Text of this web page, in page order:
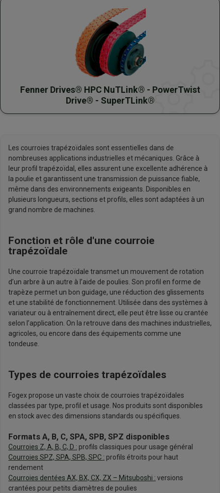
Fenner Drives® HPC NuTLink® - PowerTwist
Drive® - SuperTLink®
Les courroies trapézoïdales sont essentielles dans de
nombreuses applications industrielles et mécaniques. Grâce à
leur profil trapézoïdal, elles assurent une excellente adhérence à
la poulie et garantissent une transmission de puissance fiable,
même dans des environnements exigeants. Disponibles en
plusieurs longueurs, sections et profils, elles sont adaptées à un
grand nombre de machines.
Fonction et rôle d'une courroie
trapézoïdale
Une courroie trapézoïdale transmet un mouvement de rotation
d’un arbre à un autre à l’aide de poulies. Son profil en forme de
trapèze permet un bon guidage, une réduction des glissements
et une stabilité de fonctionnement. Utilisée dans des systèmes à
variateur ou à entraînement direct, elle peut être lisse ou crantée
selon l’application. On la retrouve dans des machines industrielles,
agricoles, ou encore dans des équipements comme une
tondeuse.
Types de courroies trapézoïdales
Fogex propose un vaste choix de courroies trapézoïdales
classées par type, profil et usage. Nos produits sont disponibles
en stock avec des dimensions standards ou spécifiques.
Formats A, B, C, SPA, SPB, SPZ disponibles
Courroies Z, A, B, C, D : profils classiques pour usage général
Courroies SPZ, SPA, SPB, SPC : profils étroits pour haut
rendement
Courroies dentées AX, BX, CX, ZX – Mitsuboshi : versions
crantées pour petits diamètres de poulies